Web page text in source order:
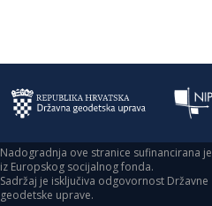
Nadogradnja ove stranice sufinancirana je
iz Europskog socijalnog fonda.
Sadržaj je isključiva odgovornost Državne
geodetske uprave.